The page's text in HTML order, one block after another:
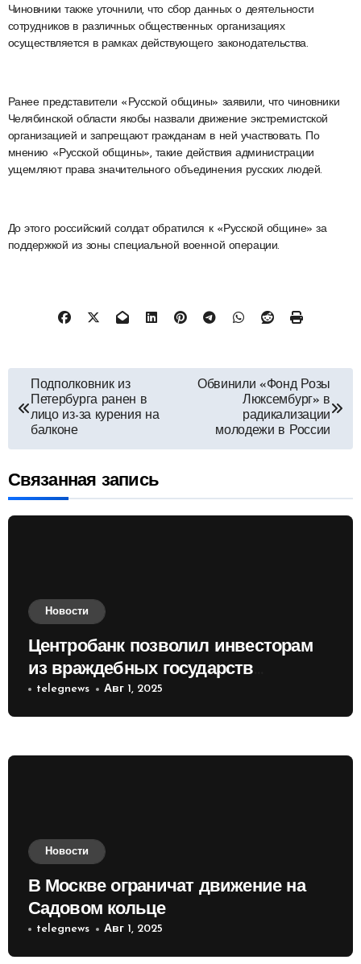
Чиновники также уточнили, что сбор данных о деятельности
сотрудников в различных общественных организациях
осуществляется в рамках действующего законодательства.
Ранее представители «Русской общины» заявили, что чиновники
Челябинской области якобы назвали движение экстремистской
организацией и запрещают гражданам в ней участвовать. По
мнению «Русской общины», такие действия администрации
ущемляют права значительного объединения русских людей.
До этого российский солдат обратился к «Русской общине» за
поддержкой из зоны специальной военной операции.
Навигация
по
записям
Подполковник из
Петербурга ранен в
лицо из-за курения на
балконе
Обвинили «Фонд Розы
Люксембург» в
радикализации
молодежи в России
Связанная запись
Новости
Центробанк позволил инвесторам
из враждебных государств
приобретать валюту
telegnews Авг 1, 2025
Новости
В Москве ограничат движение на
Садовом кольце
telegnews Авг 1, 2025